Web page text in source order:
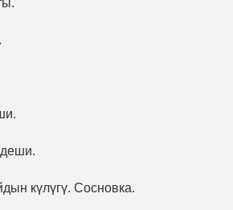
күлүгү. Сосновка.